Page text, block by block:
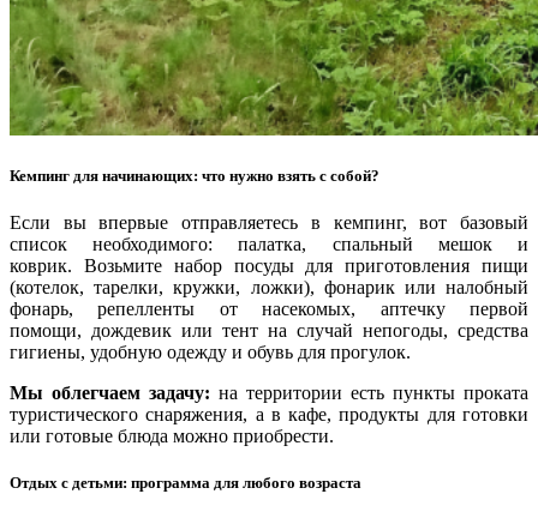
Кемпинг для начинающих: что нужно взять с собой?
Если вы впервые отправляетесь в кемпинг, вот базовый
список необходимого: палатка, спальный мешок и
коврик. Возьмите набор посуды для приготовления пищи
(котелок, тарелки, кружки, ложки), фонарик или налобный
фонарь, репелленты от насекомых, аптечку первой
помощи, дождевик или тент на случай непогоды, средства
гигиены, удобную одежду и обувь для прогулок.
Мы облегчаем задачу: на территории есть пункты проката
туристического снаряжения, а в кафе, продукты для готовки
или готовые блюда можно приобрести.
Отдых с детьми: программа для любого возраста